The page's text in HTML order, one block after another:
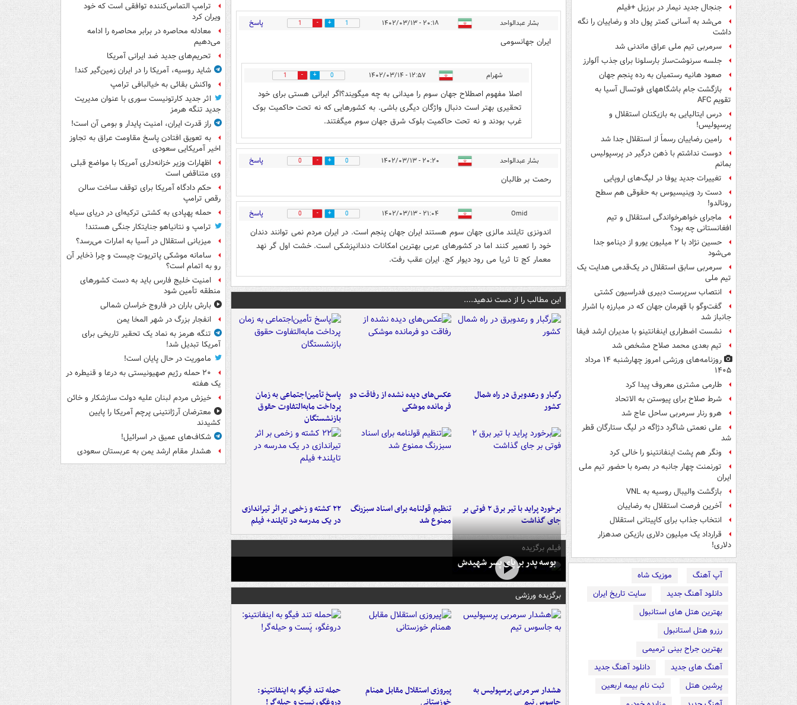
جنجال جدید نیمار در برزیل +فیلم
می‌شد به آسانی کمتر پول داد و رضاییان را نگه
داشت
سرمربی تیم ملی عراق ماندنی شد
جلسه سرنوشت‌ساز بارسلونا برای جذب آلوارز
صعود هانیه رستمیان به رده پنجم جهان
بازگشت جام باشگاههای فوتسال آسیا به
تقویم AFC
درس ایتالیایی‌ به بازیکنان استقلال و
پرسپولیس!
رامین رضاییان رسماً از استقلال جدا شد
دوست نداشتم با ذهن درگیر در پرسپولیس
بمانم
تغییرات جدید یوفا در لیگ‌های اروپایی
دست رد وینیسیوس به حقوقی هم سطح
رونالدو!
ماجرای خواهرخواندگی استقلال و تیم
افغانستانی چه بود؟
حسین نژاد با ۲ میلیون یورو از دینامو جدا
می‌شود
سرمربی سابق استقلال در یک‌قدمی هدایت یک
تیم ملی
انتصاب سرپرست دبیری فدراسیون کشتی
گفت‌وگو با قهرمان جهان که در مبارزه با اشرار
جانباز شد
نشست اضطراری اینفانتینو با مدیران ارشد فیفا
تیم بعدی محمد صلاح مشخص شد
روزنامه‌های ورزشی امروز چهارشنبه ۱۴ مرداد
۱۴۰۵
طارمی مشتری معروف پیدا کرد
شرط صلاح برای پیوستن به الاتحاد
هرو رنار سرمربی ساحل عاج شد
علی نعمتی شاگرد دژاگه در لیگ ستارگان قطر
شد
ونگر هم پشت اینفانتینو را خالی کرد
تورنمنت چهار جانبه در بصره با حضور تیم ملی
ایران
بازگشت والیبال روسیه به VNL
آخرین فرصت استقلال به رضاییان
انتخاب جذاب برای کاپیتانی استقلال
قرارداد یک میلیون دلاری بازیکن صدهزار
دلاری!
آپ آهنگ
موزیک شاه
دانلود آهنگ جدید
سایت تاریخ ایران
بهترین هتل های استانبول
رزرو هتل استانبول
بهترین جراح بینی ترمیمی
آهنگ های جدید
دانلود آهنگ جدید
پرشین هتل
ثبت نام بیمه اربعین
بشار عبدالواحد ۲۰:۱۸ - ۱۴۰۲/۰۳/۱۳ 1
1 پاسخ
ایران جهانسومی
شهرام ۱۲:۵۷ - ۱۴۰۲/۰۳/۱۴ 0
1
اصلا مفهوم اصطلاح جهان سوم را میدانی به چه میگویند؟اگر ایرانی هستی برای خود
تحقیری بهتر است دنبال واژگان دیگری باشی. به کشورهایی که نه تحت حاکمیت بوک
غرب بودند و نه تحت حاکمیت بلوک شرق جهان سوم میگفتند.
بشار عبدالواحد ۲۰:۲۰ - ۱۴۰۲/۰۳/۱۳ 0
0 پاسخ
رحمت بر طالبان
Omid ۲۱:۰۴ - ۱۴۰۲/۰۳/۱۳ 0
0 پاسخ
اندونزی تایلند مالزی جهان سوم هستند ایران جهان پنجم است. در ایران مردم نمی توانند دندان
خود را تعمیر کنند اما در کشورهای عربی بهترین امکانات دندانپزشکی است. خشت اول گر نهد
معمار کج تا ثریا می رود دیوار کج. ایران عقب رفت.
این مطالب را از دست ندهید....
رگبار و رعدوبرق در راه شمال
کشور
عکس‌های دیده نشده از رفاقت دو
فرمانده‌ موشکی
پاسخ تأمین‌اجتماعی به زمان
پرداخت مابه‌التفاوت حقوق
بازنشستگان
برخورد پراید با تیر برق ۲ فوتی بر
جای گذاشت
تنظیم قولنامه برای اسناد سبزرنگ
ممنوع شد
۲۲ کشته و زخمی بر اثر تیراندازی
در یک مدرسه در تایلند+ فیلم
فیلم برگزیده
بوسه‌ پدر بر پای پسر شهیدش
برگزیده ورزشی
هشدار سرمربی پرسپولیس به
جاسوس تیم
پیروزی استقلال مقابل همنام
خوزستانی
حمله تند فیگو به اینفانتینو:
دروغگو، پَست‌ و حیله‌گر!
ترامپ التماس‌کننده توافقی است که خود
ویران کرد
معادله محاصره در برابر محاصره را ادامه
می‌دهیم
تحریم‌های جدید ضد ایرانی آمریکا
شاید روسیه، آمریکا را در ایران زمین‌گیر کند!
واکنش بقائی به خیالبافی ترامپ
اثر جدید کارتونیست سوری با عنوان مدیریت
جدید تنگه هرمز
راز قدرت ایران، امنیت پایدار و بومی آن است!
به تعویق افتادن پاسخ مقاومت عراق به تجاوز
اخیر آمریکایی سعودی
اظهارات وزیر خزانه‌داری آمریکا با مواضع قبلی
وی متناقض است
حکم دادگاه آمریکا برای توقف ساخت سالن
رقص ترامپ
حمله پهپادی به کشتی ترکیه‌ای در دریای سیاه
ترامپ و نتانیاهو جنایتکار جنگی هستند!
میزبانی استقلال در آسیا به امارات می‌رسد؟
سامانه موشکی پاتریوت چیست و چرا ذخایر آن
رو به اتمام است؟
امنیت خلیج فارس باید به دست کشورهای
منطقه تأمین شود
بارش باران در فاروج خراسان شمالی
انفجار بزرگ در شهر المخا یمن
تنگه هرمز به نماد یک تحقیر تاریخی برای
آمریکا تبدیل شد!
ماموریت در حال پایان است!
۲۰ حمله رژیم صهیونیستی به درعا و قنیطره در
یک هفته
خیزش مردم لبنان علیه دولت سازشکار و خائن
معترضان آرژانتینی پرچم آمریکا را پایین
کشیدند
شکاف‌های عمیق در اسرائیل!
هشدار مقام ارشد یمن به عربستان سعودی